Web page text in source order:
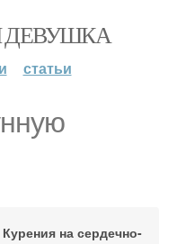
ДЕВУШКА
статьи
Курения на сердечно-